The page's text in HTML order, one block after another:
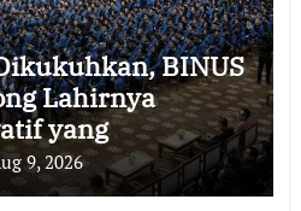
BINUS
Lahirnya
yang
9, 2026